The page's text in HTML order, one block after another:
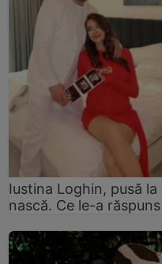
Iustina Loghin, pusă
nască. Ce le-a